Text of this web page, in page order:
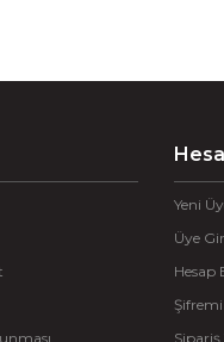
Yeni
Üye
Hesap